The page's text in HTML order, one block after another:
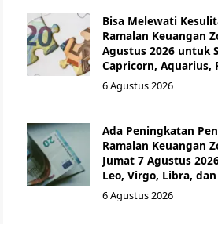
Bisa Melewati
Ramalan Keuangan
Agustus 2026 untuk
Capricorn, Aquarius,
6 Agustus 2026
Ada Peningkatan
Ramalan Keuangan
Jumat 7 Agustus
Leo, Virgo, Libra,
6 Agustus 2026